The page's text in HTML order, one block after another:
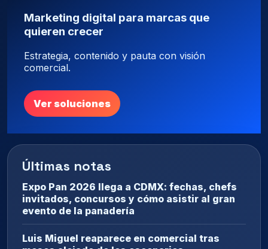
Marketing digital para marcas que
quieren crecer
Estrategia, contenido y pauta con visión
comercial.
Ver soluciones
Últimas notas
Expo Pan 2026 llega a CDMX: fechas, chefs
invitados, concursos y cómo asistir al gran
evento de la panadería
Luis Miguel reaparece en comercial tras